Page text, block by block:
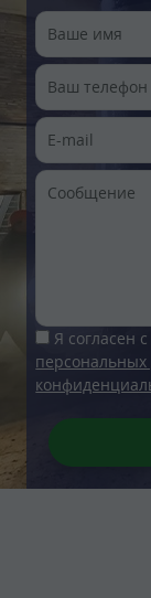
Я согласен с